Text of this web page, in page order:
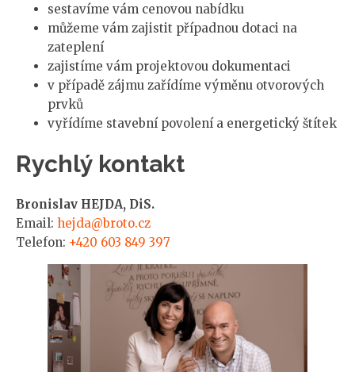
sestavíme vám cenovou nabídku
můžeme vám zajistit případnou dotaci na
zateplení
zajistíme vám projektovou dokumentaci
v případě zájmu zařídíme výměnu otvorových
prvků
vyřídíme stavební povolení a energetický štítek
Rychlý kontakt
Bronislav HEJDA, DiS.
Email: hejda@broto.cz
Telefon: +420 603 849 397